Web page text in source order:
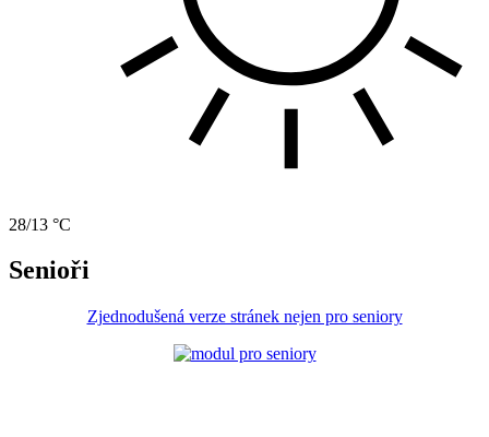
28/13 °C
Senioři
Zjednodušená verze stránek nejen pro seniory